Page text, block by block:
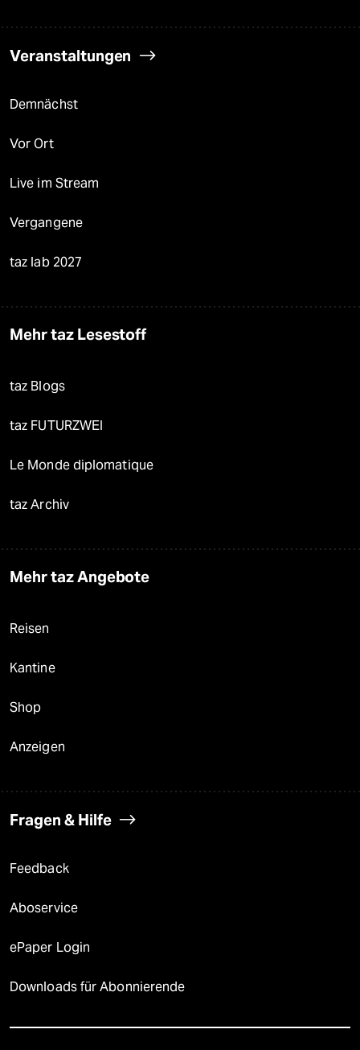
Veranstaltungen
Demnächst
Vor Ort
Live im Stream
Vergangene
taz lab 2027
Mehr taz Lesestoff
taz Blogs
taz FUTURZWEI
Le Monde diplomatique
taz Archiv
Mehr taz Angebote
Reisen
Kantine
Shop
Anzeigen
Fragen & Hilfe
Feedback
Aboservice
ePaper Login
Downloads für Abonnierende